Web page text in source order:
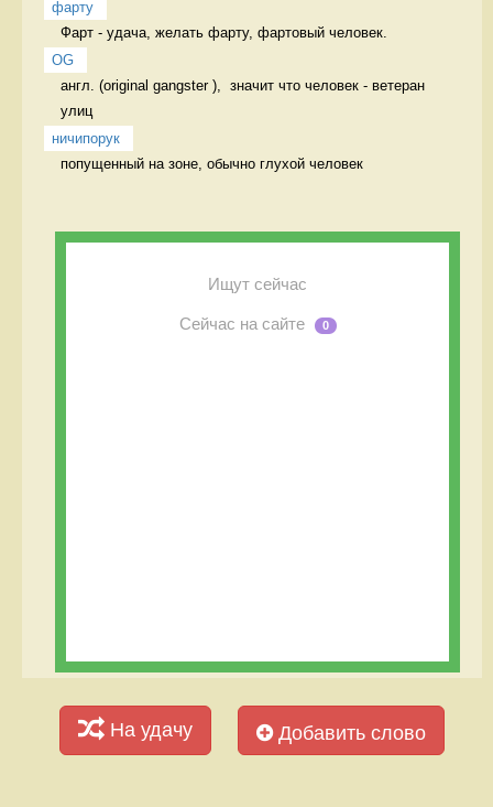
фарту
Фарт - удача, желать фарту, фартовый человек.
OG
англ. (original gangster ),  значит что человек - ветеран
улиц
ничипорук
попущенный на зоне, обычно глухой человек
Ищут сейчас
Сейчас на сайте 0
На удачу Добавить слово